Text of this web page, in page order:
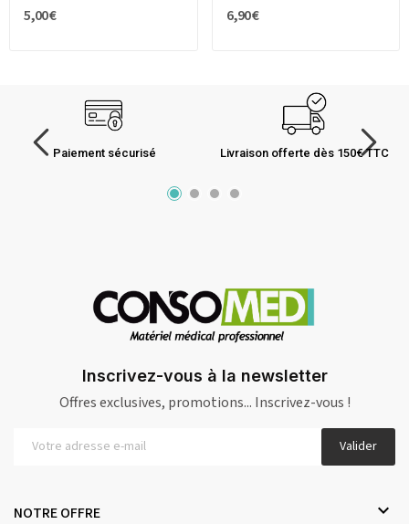
5,00 € 6,90 €
Paiement sécurisé Livraison offerte dès 150€ TTC
Inscrivez-vous à la newsletter
Offres exclusives, promotions... Inscrivez-vous !
Valider
NOTRE OFFRE 